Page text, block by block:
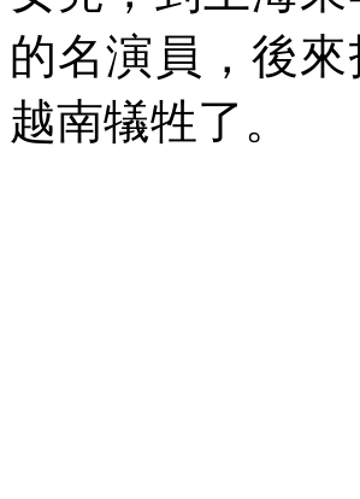
的名演員，後
越南犠牲了。